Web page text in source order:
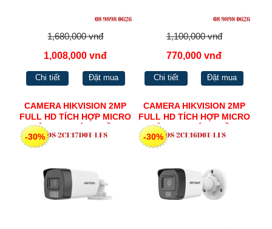
1,680,000 vnđ
1,008,000 vnđ
Chi tiết Đặt mua
1,100,000 vnđ
770,000 vnđ
Chi tiết Đặt mua
CAMERA HIKVISION 2MP
FULL HD TÍCH HỢP MICRO
- ĐÈN TRỢ SÁNG HỒNG
NGOẠI 40M & ĐÈN ÁNH
SÁNG TRẮNG 40M DS-
-30%
CAMERA HIKVISION 2MP
FULL HD TÍCH HỢP MICRO
- ĐÈN TRỢ SÁNG HỒNG
NGOẠI & ĐÈN ÁNH SÁNG
TRẮNG DS-2CE16D0T-LFS
-30%